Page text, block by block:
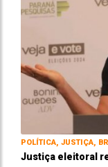
POLÍTICA, JUSTIÇA,
Justiça eleitoral